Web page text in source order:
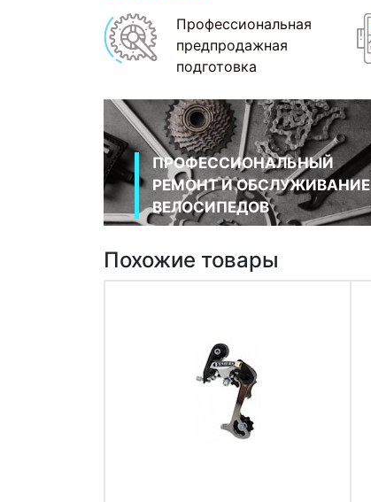
Профессиональная
предпродажная
подготовка
ПРОФЕССИОНАЛЬНЫЙ
РЕМОНТ И ОБСЛУЖИВАНИЕ
ВЕЛОСИПЕДОВ
Похожие товары